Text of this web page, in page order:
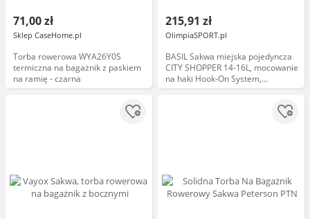
71,00 zł
Sklep CaseHome.pl
Torba rowerowa WYA26Y0S
termiczna na bagażnik z paskiem
na ramię - czarna
215,91 zł
OlimpiaSPORT.pl
BASIL Sakwa miejska pojedyncza
CITY SHOPPER 14-16L, mocowanie
na haki Hook-On System,
poliester, czarna